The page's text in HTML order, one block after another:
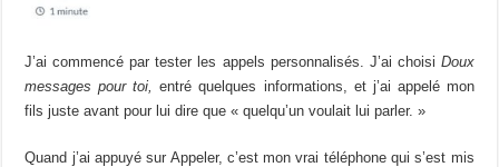
J’ai commencé par tester les appels personnalisés. J’ai choisi Doux
messages pour toi,entré quelques informations, et j’ai appelé mon
fils juste avant pour lui dire que « quelqu’un voulait lui parler. »
Quand j’ai appuyé sur Appeler, c’est mon vrai téléphone qui s’est mis